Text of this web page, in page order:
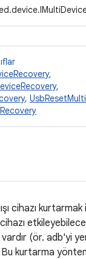
,
,
,
cihazı kurtarmak
(ör. adb'yi
Bu kurtarma